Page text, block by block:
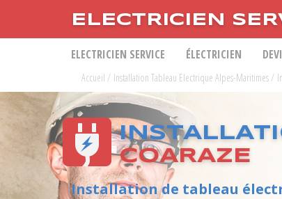
ELECTRICIEN
ELECTRICIEN SERVICE ÉLECTRICIEN
Accueil / Installation Tableau Electrique Alpes-Maritimes/
COARAZE
Installation de tableau